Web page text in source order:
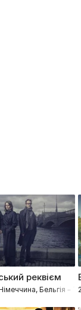
реквієм
Бельгія